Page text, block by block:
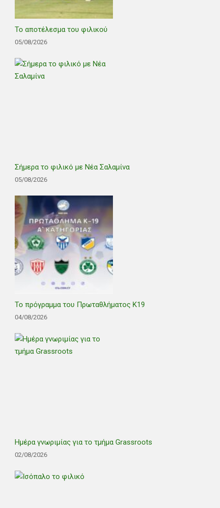
Το αποτέλεσμα του φιλικού
05/08/2026
Σήμερα το φιλικό με Νέα Σαλαμίνα
05/08/2026
Το πρόγραμμα του Πρωταθλήματος Κ19
04/08/2026
Ημέρα γνωριμίας για το τμήμα Grassroots
02/08/2026